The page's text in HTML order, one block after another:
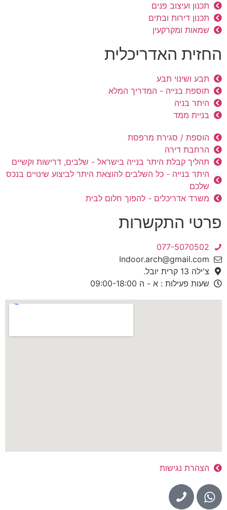
תכנון ועיצוב פנים
תכנון דירות ובתים
שמאות ומקרקעין
החזית האדריכלית
תבע ושינוי תבע
תוספת בנייה - המדריך המלא
היתר בניה
בניית ממד
הוספת / סגירת מרפסת
הרחבת דירה
תהליך קבלת היתר בנייה בישראל - שלבים, דרישות וקשיים
היתר בנייה - כל השלבים להוצאת היתר לביצוע שינויים בנכס
שלכם
משרד אדריכלים - להפוך חלום לבית
פרטי התקשרות
077-5070502
Indoor.arch@gmail.com
צ'ילה 13 קרית יובל.
שעות פעילות : א - ה 09:00-18:00
הצהרת נגישות